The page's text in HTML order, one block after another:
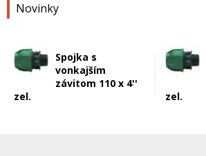
Novinky
Spojka s
vonkajším
závitom 110 x 4''
zel.
zel.